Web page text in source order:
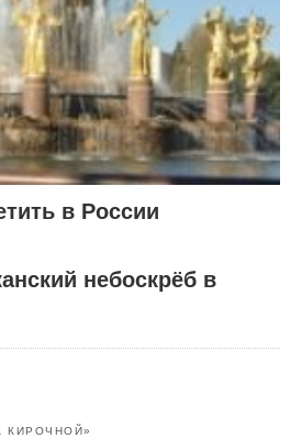
в России
небоскрёб в
КИРОЧНОЙ»